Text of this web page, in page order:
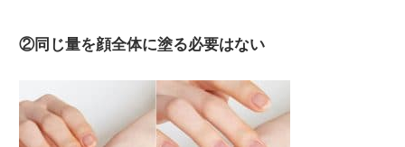
②同じ量を顔全体に塗る必要はない